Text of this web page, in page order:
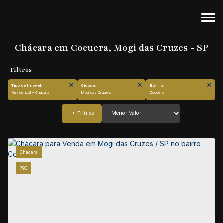
Chácara em Cocuera, Mogi das Cruzes - SP
Tipo de Imóvel:
Cidade:
Mogi das Cruzes
Cocuera
790
Chácara